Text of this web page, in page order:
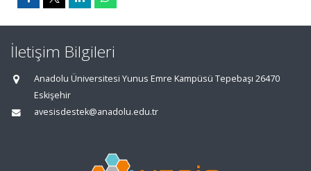
İletişim Bilgileri
Anadolu Üniversitesi Yunus Emre Kampüsü Tepebaşı 26470
Eskişehir
avesisdestek@anadolu.edu.tr